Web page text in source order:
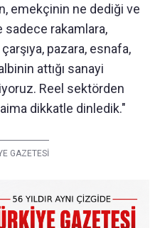
emekçinin ne dediği ve
rakamlara,
pazara, esnafa,
attığı sanayi
Reel sektörden
dikkatle dinledik."
GAZETESİ